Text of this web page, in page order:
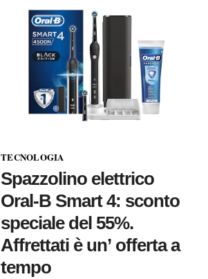
TECNOLOGIA
Spazzolino elettrico
Oral-B Smart 4: sconto
speciale del 55%.
Affrettati è un’ offerta a
tempo